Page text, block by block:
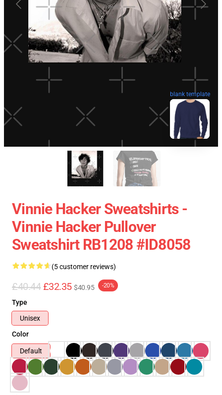
blank template
Vinnie Hacker Sweatshirts -
Vinnie Hacker Pullover
Sweatshirt RB1208 #ID8058
(5 customer reviews)
£40.44 £32.35 $40.95 -20%
Type
Unisex
Color
Default